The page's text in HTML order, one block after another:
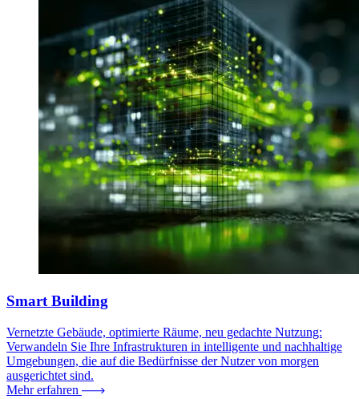
Smart Building
Vernetzte Gebäude, optimierte Räume, neu gedachte Nutzung:
Verwandeln Sie Ihre Infrastrukturen in intelligente und nachhaltige
Umgebungen, die auf die Bedürfnisse der Nutzer von morgen
ausgerichtet sind.
Mehr erfahren